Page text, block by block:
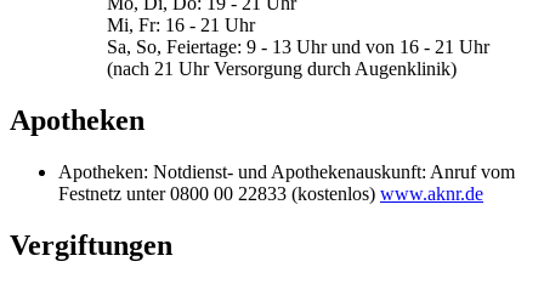
Mi, Fr: 16 - 21 Uhr
Sa, So, Feiertage: 9 - 13 Uhr und von 16 - 21 Uhr
(nach 21 Uhr Versorgung durch Augenklinik)
Apotheken
Apotheken: Notdienst- und Apothekenauskunft: Anruf vom
Festnetz unter 0800 00 22833 (kostenlos) www.aknr.de
Vergiftungen